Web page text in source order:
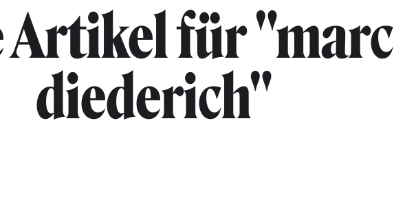
Artikel für "marc
diederich"